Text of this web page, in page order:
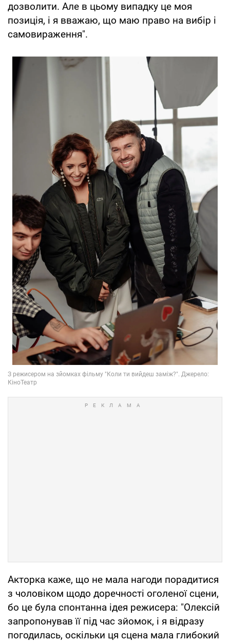
дозволити. Але в цьому випадку це моя
позиція, і я вважаю, що маю право на вибір і
самовираження".
Акторка каже, що не мала нагоди порадитися
з чоловіком щодо доречності оголеної сцени,
бо це була спонтанна ідея режисера: "Олексій
запропонував її під час зйомок, і я відразу
погодилась, оскільки ця сцена мала глибокий